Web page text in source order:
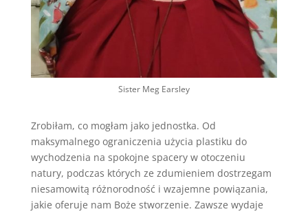
Sister Meg Earsley
Zrobiłam, co mogłam jako jednostka. Od
maksymalnego ograniczenia użycia plastiku do
wychodzenia na spokojne spacery w otoczeniu
natury, podczas których ze zdumieniem dostrzegam
niesamowitą różnorodność i wzajemne powiązania,
jakie oferuje nam Boże stworzenie. Zawsze wydaje